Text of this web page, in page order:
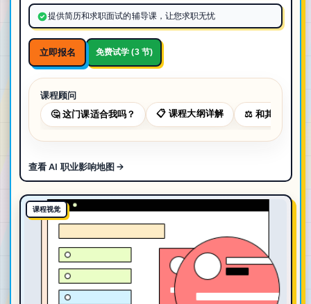
提供简历和求职面试的辅导课，让您求职无忧
立即报名 免费试学 (3 节)
课程顾问
🤔 这门课适合我吗？ 📋 课程大纲详解 ⚖️ 和其他课程
查看 AI 职业影响地图 →
课程视觉